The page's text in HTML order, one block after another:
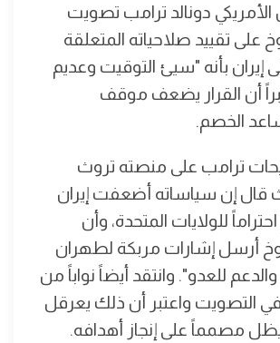
دونالد ترامب تصويت
تقييد صلاحياته المتعلقة
بأنه "سيئ التوقيت وعديم
أن القرار يضعف موقف
الخصم.
ترامب على منصته تروث
إن سياساته أضعفت إيران
للولايات المتحدة، وأن
أرسل إشارات مربكة لطهران
للعدو". وانتقد أيضاً نواباً من
التصويت واعتبر أن ذلك يعرقل
مصمماً على إنجاز أهدافه.